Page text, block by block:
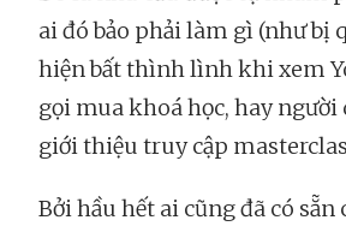
ai đó bảo phải làm gì (như bị
hiện bất thình lình khi xem
gọi mua khoá học, hay người
giới thiệu truy cập
Bởi hầu hết ai cũng đã có